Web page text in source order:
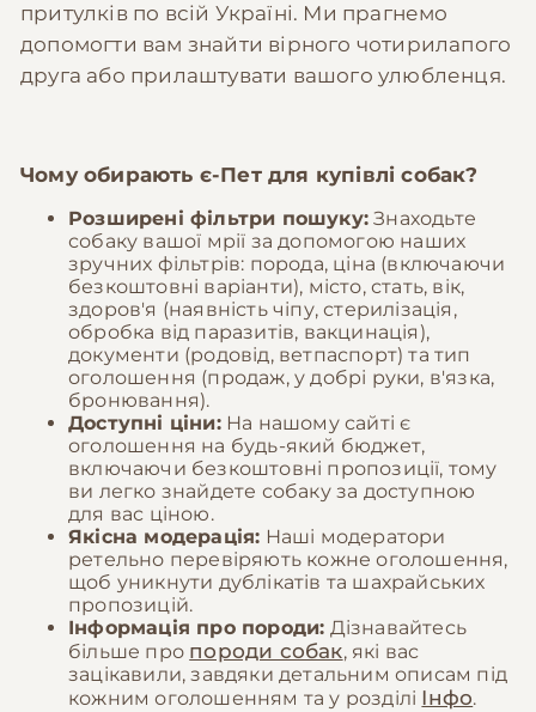
притулків по всій Україні. Ми прагнемо
допомогти вам знайти вірного чотирилапого
друга або прилаштувати вашого улюбленця.
Чому обирають є-Петдля купівлі собак?
Розширені фільтри пошуку: Знаходьте
собаку вашої мрії за допомогою наших
зручних фільтрів: порода, ціна (включаючи
безкоштовні варіанти), місто, стать, вік,
здоров'я (наявність чіпу, стерилізація,
обробка від паразитів, вакцинація),
документи (родовід, ветпаспорт) та тип
оголошення (продаж, у добрі руки, в'язка,
бронювання).
Доступні ціни:На нашому сайті є
оголошення на будь-який бюджет,
включаючи безкоштовні пропозиції, тому
ви легко знайдете собаку за доступною
для вас ціною.
Якісна модерація: Наші модератори
ретельно перевіряють кожне оголошення,
щоб уникнути дублікатів та шахрайських
пропозицій.
Інформація про породи: Дізнавайтесь
більше про породи собак, які вас
зацікавили, завдяки детальним описам під
кожним оголошенням та у розділі Інфо.